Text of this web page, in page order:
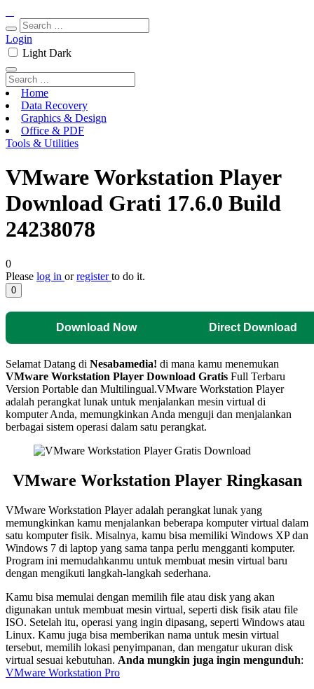
Login
Light Dark
Home
Data Recovery
Graphics & Design
Office & PDF
Tools & Utilities
VMware Workstation Player
Download Grati 17.6.0 Build
24238078
0
Please log in orregisterto do it.
0
Download Now Direct Download
Selamat Datang di Nesabamedia! di mana kamu menemukan
VMware Workstation Player Download Gratis Full Terbaru
Version Portable dan Multilingual.VMware Workstation Player
adalah perangkat lunak untuk menjalankan mesin virtual di
komputer Anda, memungkinkan Anda menguji dan menjalankan
berbagai sistem operasi dalam satu perangkat.
VMware Workstation Player Ringkasan
VMware Workstation Player adalah perangkat lunak yang
memungkinkan kamu menjalankan beberapa komputer virtual dalam
satu komputer fisik. Misalnya, kamu bisa memiliki Windows XP dan
Windows 7 di laptop yang sama tanpa perlu mengganti komputer.
Program ini memudahkanmu untuk membuat mesin virtual baru
dengan mengikuti langkah-langkah sederhana.
Kamu bisa memulai dengan memilih file atau disk yang akan
digunakan untuk membuat mesin virtual, seperti disk fisik atau file
ISO. Setelah itu, operasi yang ingin dipasang, seperti Windows atau
Linux. Kamu juga bisa memberikan nama untuk mesin virtual
tersebut, memilih lokasi penyimpanan, dan mengatur ukuran disk
virtual sesuai kebutuhan. Anda mungkin juga ingin mengunduh:
VMware Workstation Pro